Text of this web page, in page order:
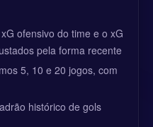
ofensivo do time e o xG
pela forma recente
5, 10 e 20 jogos, com
histórico de gols